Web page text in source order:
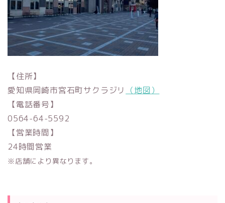
【住所】
愛知県岡崎市宮石町サクラジリ
（地図）
【電話番号】
0564-64-5592
【営業時間】
24時間営業
※店舗により異なります。